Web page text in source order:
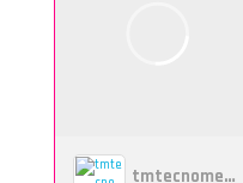
tmtecnomercato